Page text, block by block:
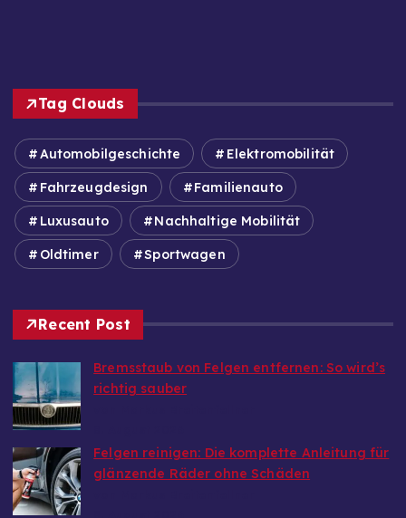
Tag Clouds
Automobilgeschichte Elektromobilität
Fahrzeugdesign Familienauto
Luxusauto Nachhaltige Mobilität
Oldtimer Sportwagen
Recent Post
Bremsstaub von Felgen entfernen: So wird’s
richtig sauber
Felgen reinigen: Die komplette Anleitung für
glänzende Räder ohne Schäden